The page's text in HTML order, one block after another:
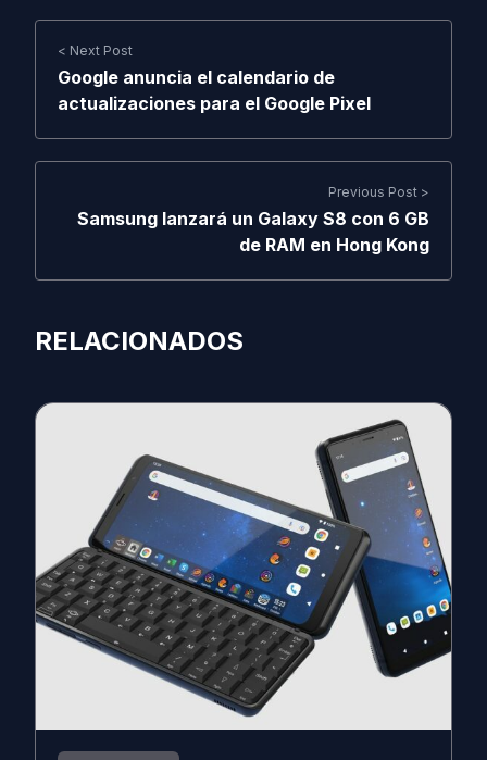
< Next Post
Google anuncia el calendario de
actualizaciones para el Google Pixel
Previous Post >
Samsung lanzará un Galaxy S8 con 6 GB
de RAM en Hong Kong
RELACIONADOS